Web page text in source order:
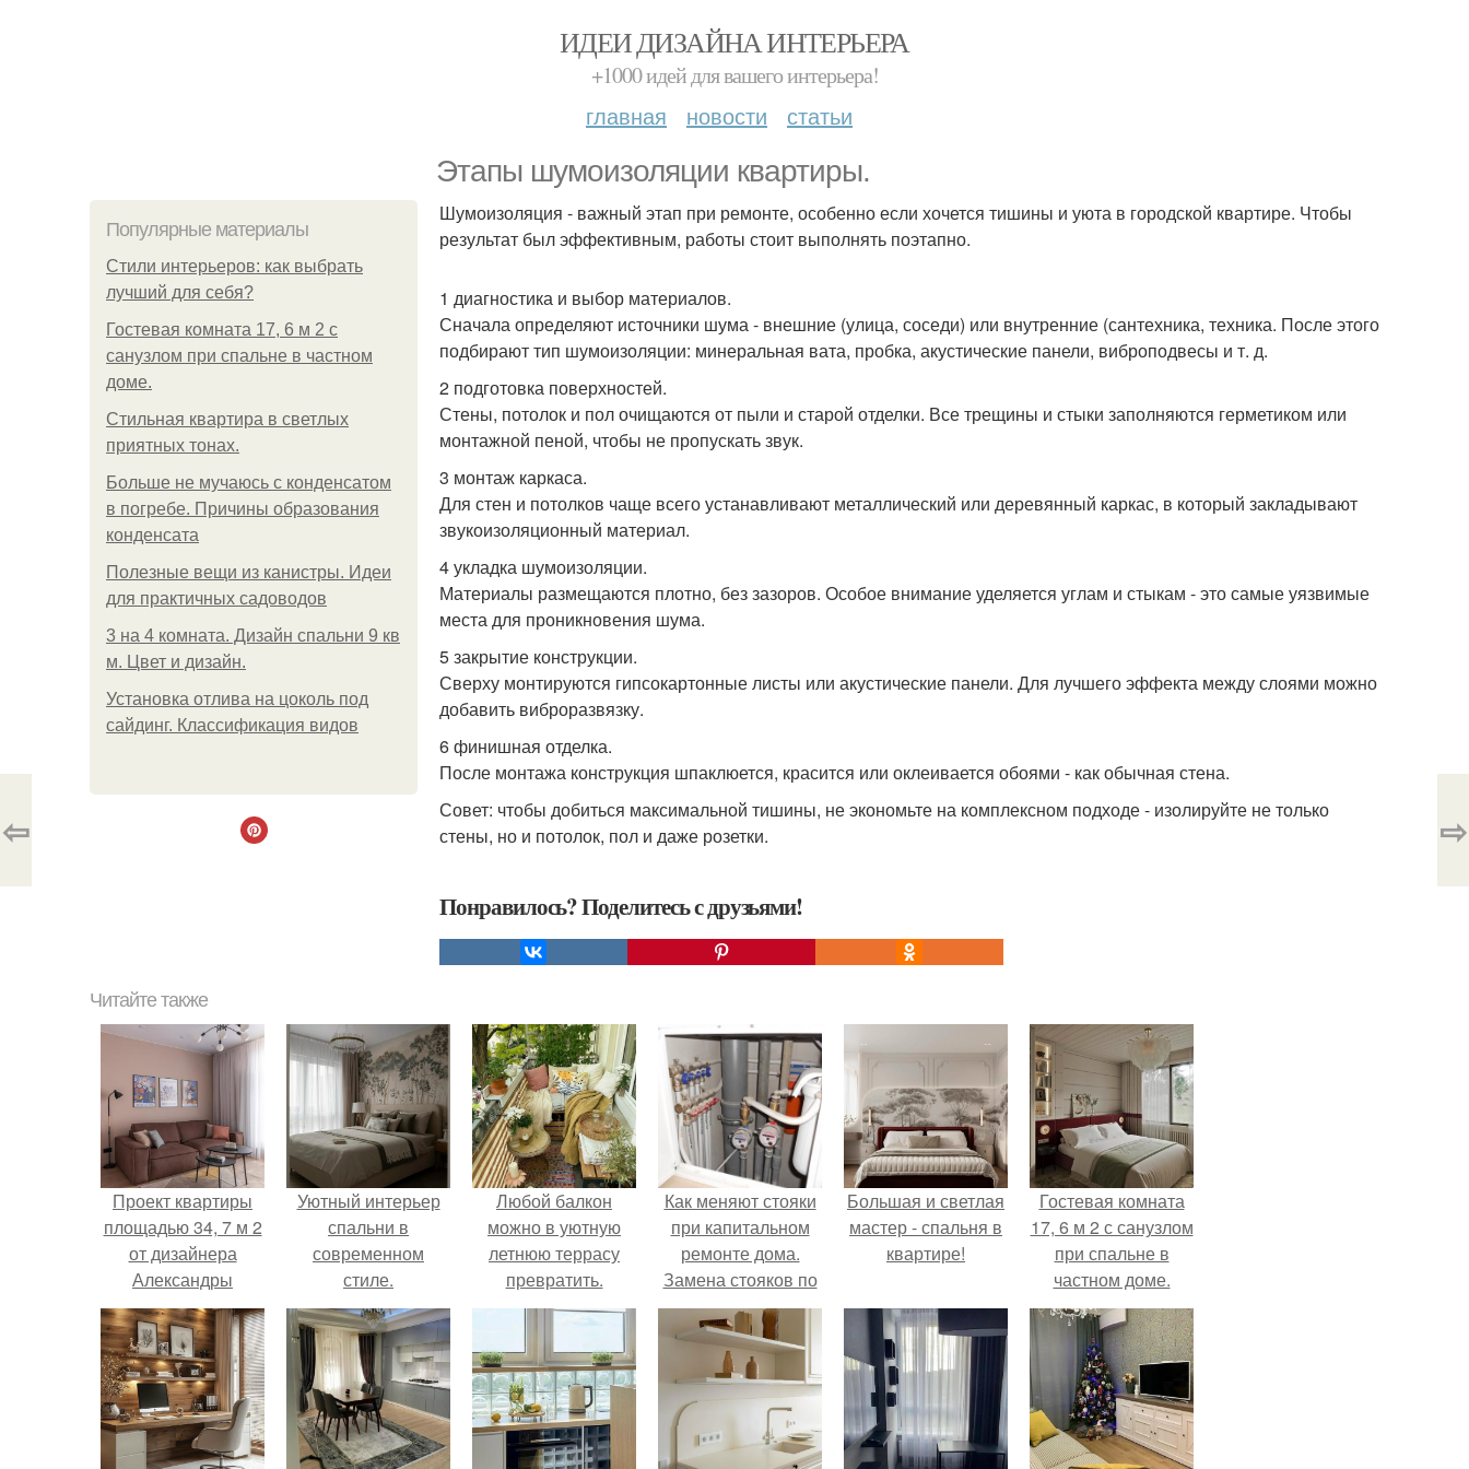
ИДЕИ ДИЗАЙНА ИНТЕРЬЕРА
+1000 идей для вашего интерьера!
главная новости статьи
Этапы шумоизоляции квартиры.
Популярные материалы
Стили интерьеров: как выбрать
лучший для себя?
Гостевая комната 17, 6 м 2 с
санузлом при спальне в частном
доме.
Стильная квартира в светлых
приятных тонах.
Больше не мучаюсь с конденсатом
в погребе. Причины образования
конденсата
Полезные вещи из канистры. Идеи
для практичных садоводов
3 на 4 комната. Дизайн спальни 9 кв
м. Цвет и дизайн.
Установка отлива на цоколь под
сайдинг. Классификация видов
Шумоизоляция - важный этап при ремонте, особенно если хочется тишины и уюта в городской квартире. Чтобы
результат был эффективным, работы стоит выполнять поэтапно.
1 диагностика и выбор материалов.
Сначала определяют источники шума - внешние (улица, соседи) или внутренние (сантехника, техника. После этого
подбирают тип шумоизоляции: минеральная вата, пробка, акустические панели, виброподвесы и т. д.
2 подготовка поверхностей.
Стены, потолок и пол очищаются от пыли и старой отделки. Все трещины и стыки заполняются герметиком или
монтажной пеной, чтобы не пропускать звук.
3 монтаж каркаса.
Для стен и потолков чаще всего устанавливают металлический или деревянный каркас, в который закладывают
звукоизоляционный материал.
4 укладка шумоизоляции.
Материалы размещаются плотно, без зазоров. Особое внимание уделяется углам и стыкам - это самые уязвимые
места для проникновения шума.
5 закрытие конструкции.
Сверху монтируются гипсокартонные листы или акустические панели. Для лучшего эффекта между слоями можно
добавить виброразвязку.
6 финишная отделка.
После монтажа конструкция шпаклюется, красится или оклеивается обоями - как обычная стена.
Совет: чтобы добиться максимальной тишины, не экономьте на комплексном подходе - изолируйте не только
стены, но и потолок, пол и даже розетки.
Понравилось? Поделитесь с друзьями!
⇦ ⇨
Читайте также
Проект квартиры
площадью 34, 7 м 2
от дизайнера
Александры
качуриной.
Уютный интерьер
спальни в
современном
стиле.
Любой балкон
можно в уютную
летнюю террасу
превратить.
Как меняют стояки
при капитальном
ремонте дома.
Замена стояков по
программе
капремонта
Большая и светлая
мастер - спальня в
квартире!
Гостевая комната
17, 6 м 2 с санузлом
при спальне в
частном доме.